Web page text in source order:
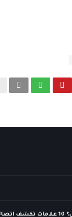
كيف أعرف أني روحاني؟ 10 علامات تكشف